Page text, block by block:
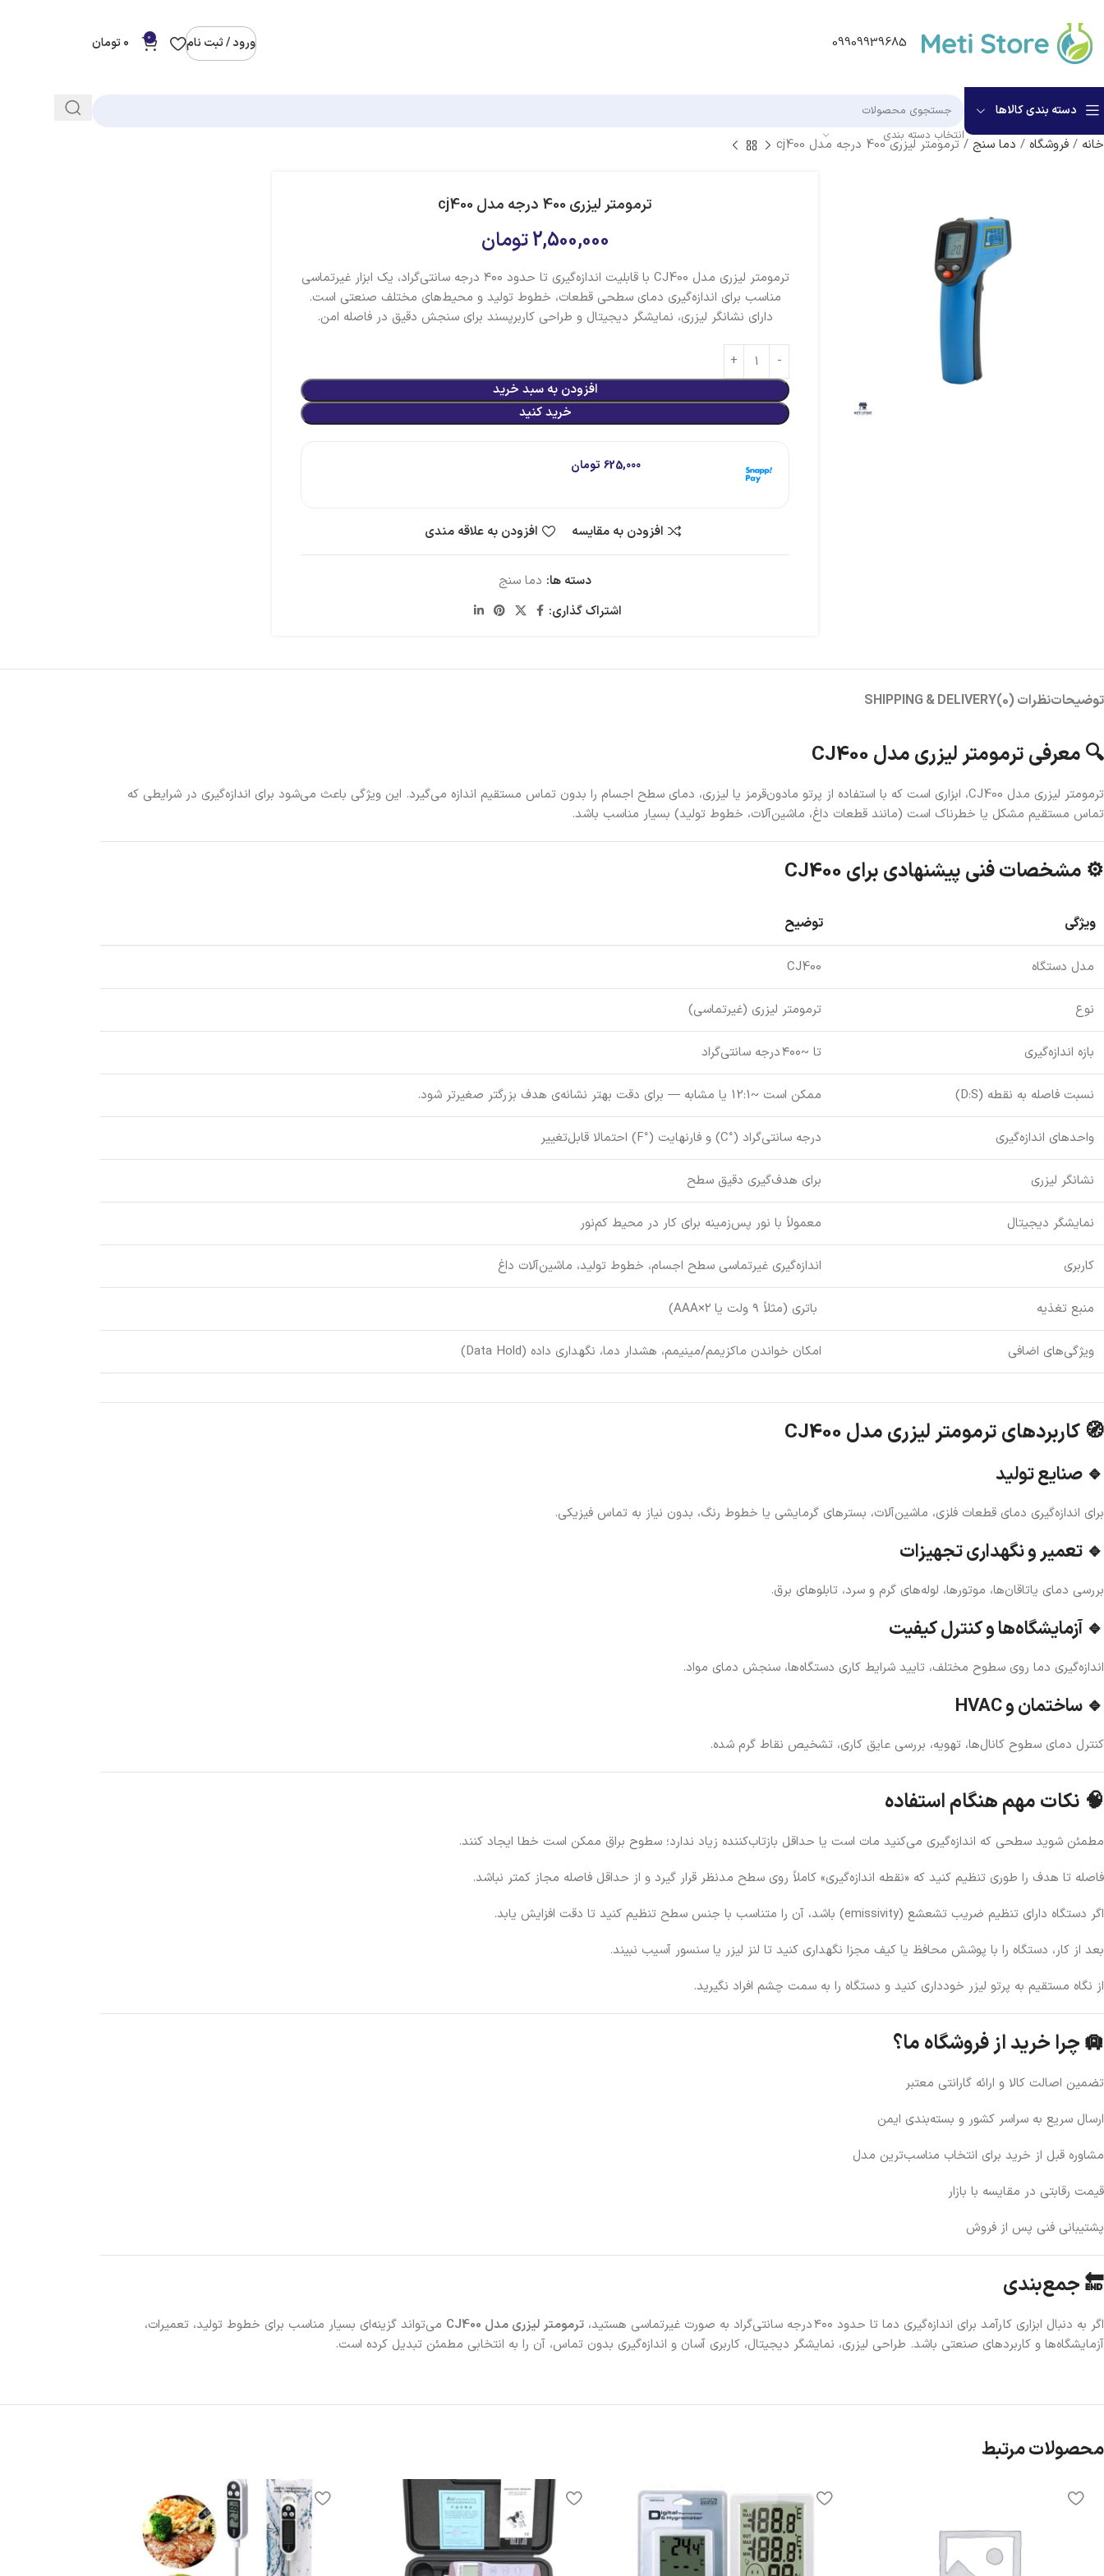
09909939685 ورود / ثبت نام 0
0تومان
دسته بندی کالاها
انتخاب دسته بندی خانه / فروشگاه / دما سنج / ترمومتر لیزری 400 درجه مدل cj400
ترمومتر لیزری 400 درجه مدل cj400
2,500,000تومان
ترمومتر لیزری مدل CJ400 با قابلیت اندازه‌گیری تا حدود ۴۰۰ درجه سانتی‌گراد، یک ابزار غیرتماسی
مناسب برای اندازه‌گیری دمای سطحی قطعات، خطوط تولید و محیط‌های مختلف صنعتی است.
دارای نشانگر لیزری، نمایشگر دیجیتال و طراحی کاربرپسند برای سنجش دقیق در فاصله امن.
افزودن به سبد خرید
خرید کنید
625,000 تومان
افزودن به مقایسه افزودن به علاقه مندی
دسته ها: دما سنج
اشتراک گذاری:
توضیحاتنظرات (0) SHIPPING & DELIVERY
🔍 معرفی ترمومتر لیزری مدل CJ400
ترمومتر لیزری مدل CJ400، ابزاری است که با استفاده از پرتو مادون‌قرمز یا لیزری، دمای سطح اجسام را بدون تماس مستقیم اندازه می‌گیرد. این ویژگی باعث می‌شود برای اندازه‌گیری در شرایطی که
تماس مستقیم مشکل یا خطرناک است (مانند قطعات داغ، ماشین‌آلات، خطوط تولید) بسیار مناسب باشد.
⚙️ مشخصات فنی پیشنهادی برای CJ400
ویژگی توضیح
مدل دستگاه CJ400
نوع ترمومتر لیزری (غیرتماسی)
بازه اندازه‌گیری تا ~۴۰۰ درجه سانتی‌گراد
نسبت فاصله به نقطه (D:S) ممکن است ~12:1 یا مشابه — برای دقت بهتر نشانه‌ی هدف بزرگتر صغیر‌تر شود.
واحدهای اندازه‌گیری درجه سانتی‌گراد (°C) و فارنهایت (°F) احتمالا قابل‌تغییر
نشانگر لیزری برای هدف‌گیری دقیق سطح
نمایشگر دیجیتال معمولاً با نور پس‌زمینه برای کار در محیط کم‌نور
کاربری اندازه‌گیری غیرتماسی سطح اجسام، خطوط تولید، ماشین‌آلات داغ
منبع تغذیه باتری (مثلاً ۹ ولت یا ۲×AAA)
ویژگی‌های اضافی امکان خواندن ماکزیمم/مینیمم، هشدار دما، نگهداری داده (Data Hold)
🧭 کاربردهای ترمومتر لیزری مدل CJ400
🔹 صنایع تولید
برای اندازه‌گیری دمای قطعات فلزی، ماشین‌آلات، بسترهای گرمایشی یا خطوط رنگ، بدون نیاز به تماس فیزیکی.
🔹 تعمیر و نگهداری تجهیزات
بررسی دمای یاتاقان‌ها، موتورها، لوله‌های گرم و سرد، تابلوهای برق.
🔹 آزمایشگاه‌ها و کنترل کیفیت
اندازه‌گیری دما روی سطوح مختلف، تایید شرایط کاری دستگاه‌ها، سنجش دمای مواد.
🔹 ساختمان و HVAC
کنترل دمای سطوح کانال‌ها، تهویه، بررسی عایق کاری، تشخیص نقاط گرم‌ شده.
🧠 نکات مهم هنگام استفاده
مطمئن شوید سطحی که اندازه‌گیری می‌کنید مات است یا حداقل بازتاب‌کننده زیاد ندارد؛ سطوح براق ممکن است خطا ایجاد کنند.
فاصله تا هدف را طوری تنظیم کنید که «نقطه اندازه‌گیری» کاملاً روی سطح مدنظر قرار گیرد و از حداقل فاصله مجاز کمتر نباشد.
اگر دستگاه دارای تنظیم ضریب تشعشع (emissivity) باشد، آن را متناسب با جنس سطح تنظیم کنید تا دقت افزایش یابد.
بعد از کار، دستگاه را با پوشش محافظ یا کیف مجزا نگهداری کنید تا لنز لیزر یا سنسور آسیب نبیند.
از نگاه مستقیم به پرتو لیزر خودداری کنید و دستگاه را به سمت چشم افراد نگیرید.
🛄 چرا خرید از فروشگاه ما؟
تضمین اصالت کالا و ارائه گارانتی معتبر
ارسال سریع به سراسر کشور و بسته‌بندی ایمن
مشاوره قبل از خرید برای انتخاب مناسب‌ترین مدل
قیمت رقابتی در مقایسه با بازار
پشتیبانی فنی پس از فروش
🔚 جمع‌بندی
اگر به دنبال ابزاری کارآمد برای اندازه‌گیری دما تا حدود ۴۰۰ درجه سانتی‌گراد به صورت غیرتماسی هستید، ترمومتر لیزری مدل CJ400
می‌تواند گزینه‌ای بسیار مناسب برای خطوط تولید، تعمیرات،
آزمایشگاه‌ها و کاربردهای صنعتی باشد. طراحی لیزری، نمایشگر دیجیتال، کاربری آسان و اندازه‌گیری بدون تماس، آن را به انتخابی مطمئن تبدیل کرده است.
محصولات مرتبط